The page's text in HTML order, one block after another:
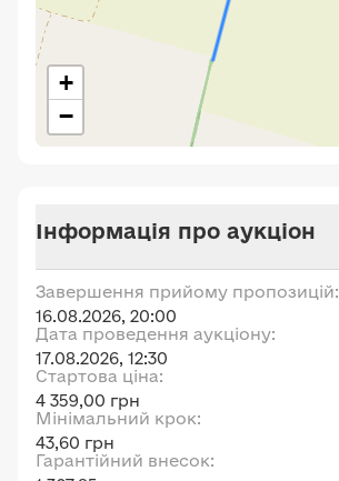
+
−
Інформація про аукціон
Завершення прийому пропозицій:
16.08.2026, 20:00
Дата проведення аукціону:
17.08.2026, 12:30
Стартова ціна:
4 359,00 грн
Мінімальний крок:
43,60 грн
Гарантійний внесок: